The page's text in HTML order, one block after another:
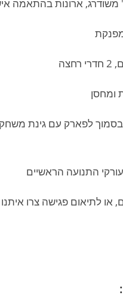
ארונות בהתאמה
לפארק עם גינת
התנועה הראשיים
או לתיאום פגישה צרו